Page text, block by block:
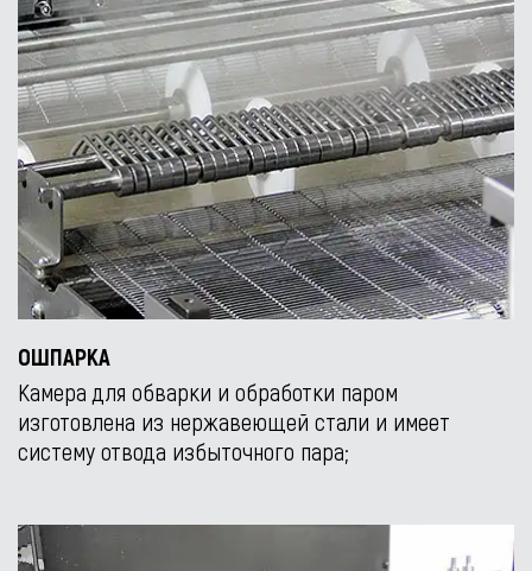
ОШПАРКА
Камера для обварки и обработки паром
изготовлена из нержавеющей стали и имеет
систему отвода избыточного пара;